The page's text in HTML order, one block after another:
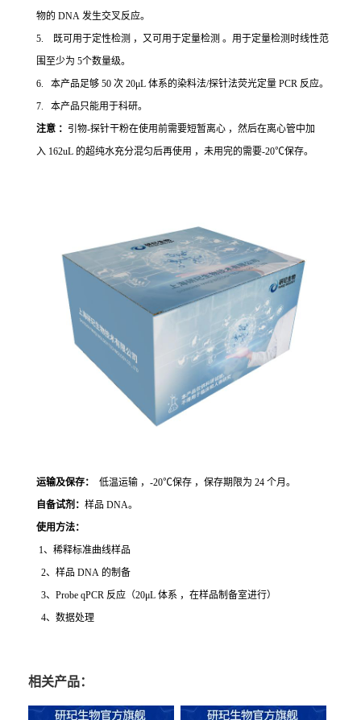
物的 DNA 发生交叉反应。
5. 既可用于定性检测 ，又可用于定量检测 。用于定量检测时线性范
围至少为 5个数量级。
6. 本产品足够 50 次 20μL 体系的染料法/探针法荧光定量 PCR 反应。
7. 本产品只能用于科研。
注意 ： 引物-探针干粉在使用前需要短暂离心 ，然后在离心管中加
入 162uL 的超纯水充分混匀后再使用 ，未用完的需要-20℃保存。
运输及保存：
低温运输 ，-20℃保存 ，保存期限为 24 个月。
自备试剂： 样品 DNA。
使用方法：
1、稀释标准曲线样品
2、样品 DNA 的制备
3、Probe qPCR 反应（20μL 体系 ，在样品制备室进行）
4、数据处理
相关产品：